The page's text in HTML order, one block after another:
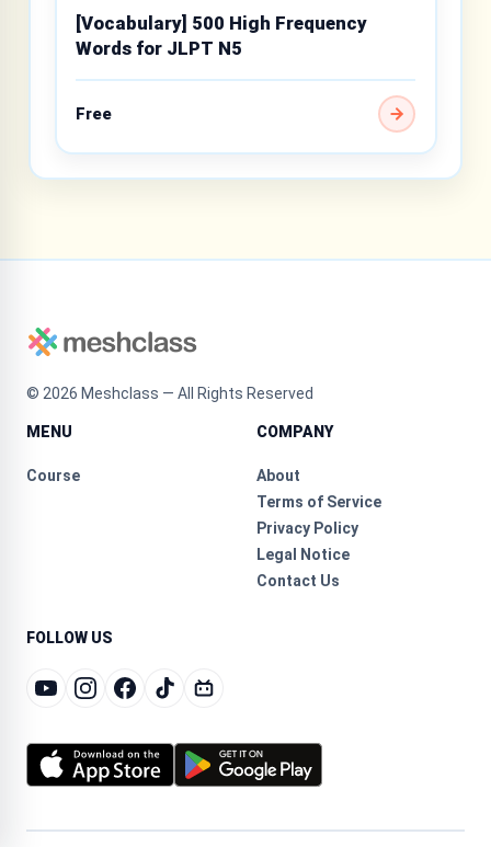
[Vocabulary] 500 High Frequency
Words for JLPT N5
Free
© 2026 Meshclass — All Rights Reserved
MENU
Course
COMPANY
About
Terms of Service
Privacy Policy
Legal Notice
Contact Us
FOLLOW US